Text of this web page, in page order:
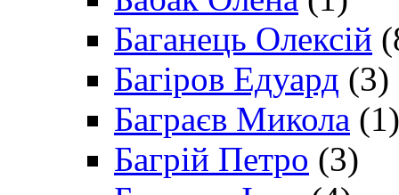
Баганець Олексій
Багіров Едуард (3)
Баграєв Микола (1)
Багрій Петро (3)